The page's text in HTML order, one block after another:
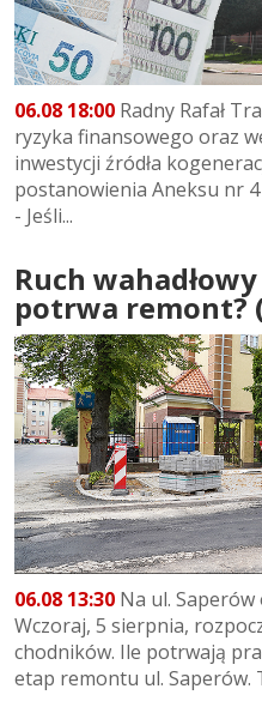
06.08 18:00 Radny Rafał
ryzyka finansowego oraz
inwestycji źródła
postanowienia Aneksu nr 4
- Jeśli...
Ruch
potrwa remont?
06.08 13:30 Na ul. Saperów
Wczoraj, 5 sierpnia,
chodników. Ile potrwają
etap remontu ul. Saperów.